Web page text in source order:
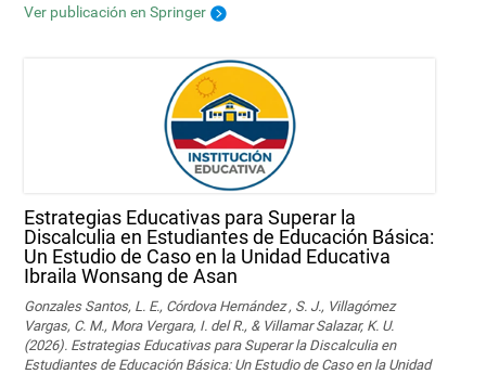
Ver publicación en Springer
Estrategias Educativas para Superar la
Discalculia en Estudiantes de Educación Básica:
Un Estudio de Caso en la Unidad Educativa
Ibraila Wonsang de Asan
Gonzales Santos, L. E., Córdova Hernández , S. J., Villagómez
Vargas, C. M., Mora Vergara, I. del R., & Villamar Salazar, K. U.
(2026). Estrategias Educativas para Superar la Discalculia en
Estudiantes de Educación Básica: Un Estudio de Caso en la Unidad